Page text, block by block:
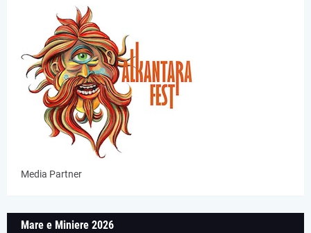
Media Partner
Mare e Miniere 2026